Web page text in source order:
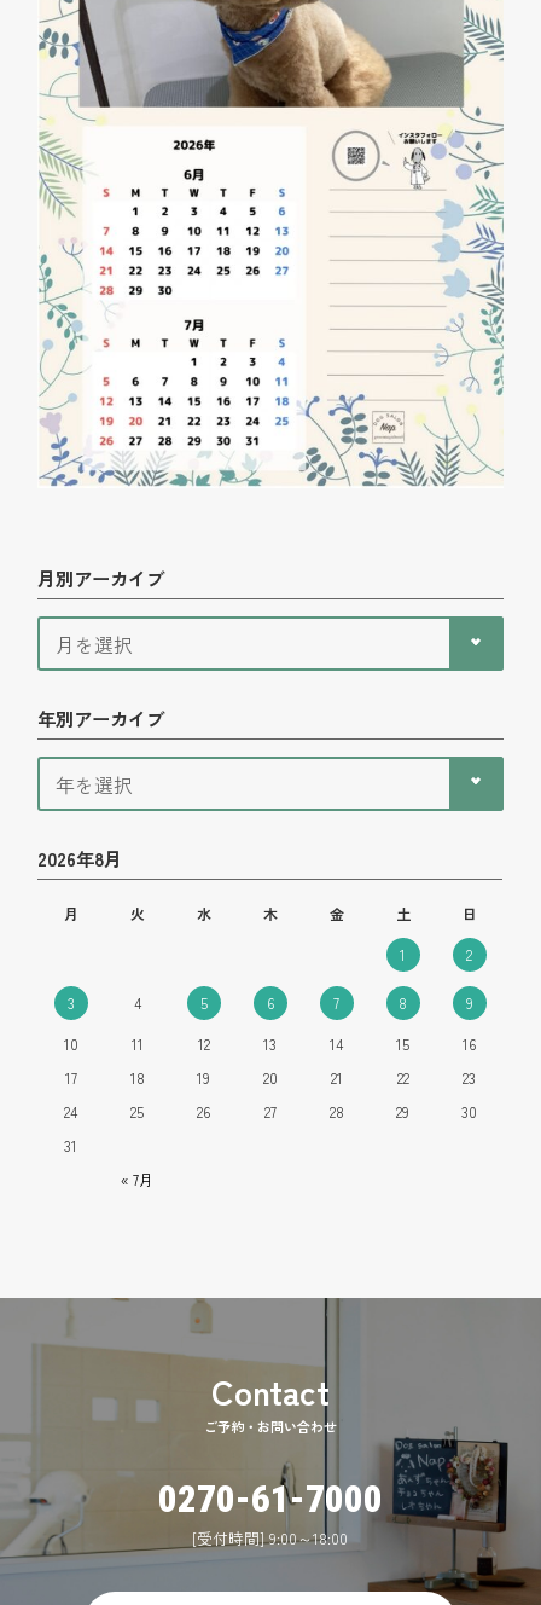
月別アーカイブ
年別アーカイブ
2026年8月
月 火 水 木 金 土 日
« 7月
1 2
3 4 5 6 7 8
9
10
11 12 13 14 15
16
17
18 19 20 21 22
23
24
25 26 27 28 29
30
31
ご予約・お問い合わせ
0270-61-7000
[受付時間] 9:00～18:00